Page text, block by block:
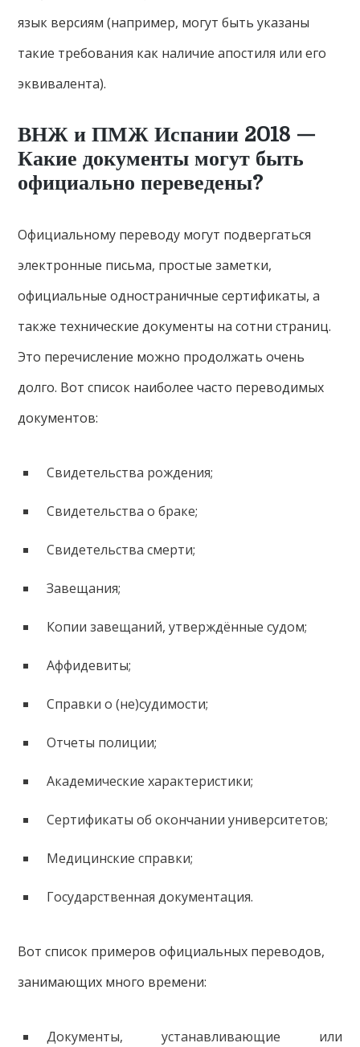
язык версиям (например, могут быть указаны
такие требования как наличие апостиля или его
эквивалента).
ВНЖ и ПМЖ Испании 2018 —
Какие документы могут быть
официально переведены?
Официальному переводу могут подвергаться
электронные письма, простые заметки,
официальные одностраничные сертификаты, а
также технические документы на сотни страниц.
Это перечисление можно продолжать очень
долго. Вот список наиболее часто переводимых
документов:
Свидетельства рождения;
Свидетельства о браке;
Свидетельства смерти;
Завещания;
Копии завещаний, утверждённые судом;
Аффидевиты;
Справки о (не)судимости;
Отчеты полиции;
Академические характеристики;
Сертификаты об окончании университетов;
Медицинские справки;
Государственная документация.
Вот список примеров официальных переводов,
занимающих много времени:
Документы, устанавливающие или